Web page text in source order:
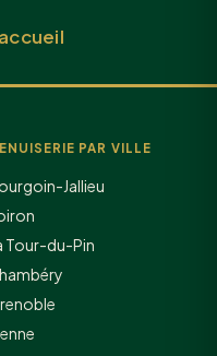
PAR VILLE
Jallieu
Tour-du-Pin